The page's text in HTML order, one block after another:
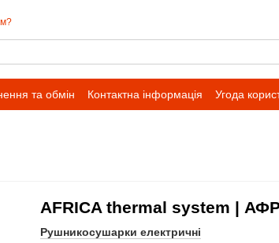
та обмін Контактна інформація Угода
AFRICA thermal system |
Рушникосушарки електричні